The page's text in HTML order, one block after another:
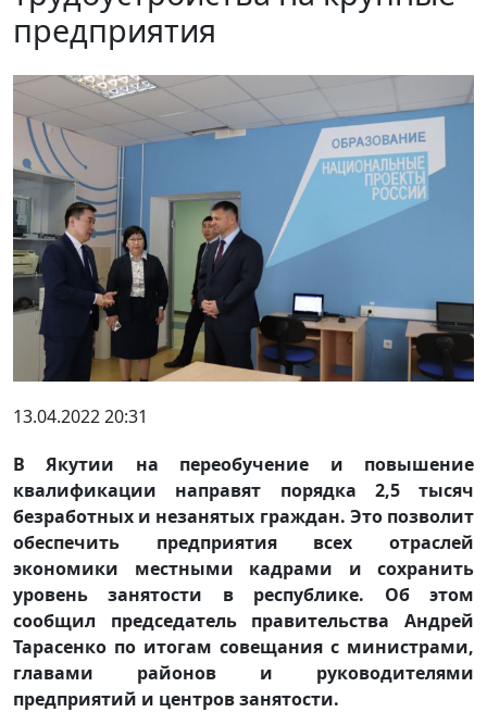
предприятия
13.04.2022 20:31
В Якутии на переобучение и повышение
квалификации направят порядка 2,5 тысяч
безработных и незанятых граждан. Это позволит
обеспечить предприятия всех отраслей
экономики местными кадрами и сохранить
уровень занятости в республике. Об этом
сообщил председатель правительства Андрей
Тарасенко по итогам совещания с министрами,
главами районов и руководителями
предприятий и центров занятости.